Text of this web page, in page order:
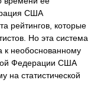
США
рейтингов, которые
Но эта система
к необоснованному
Федерации США
на статистической